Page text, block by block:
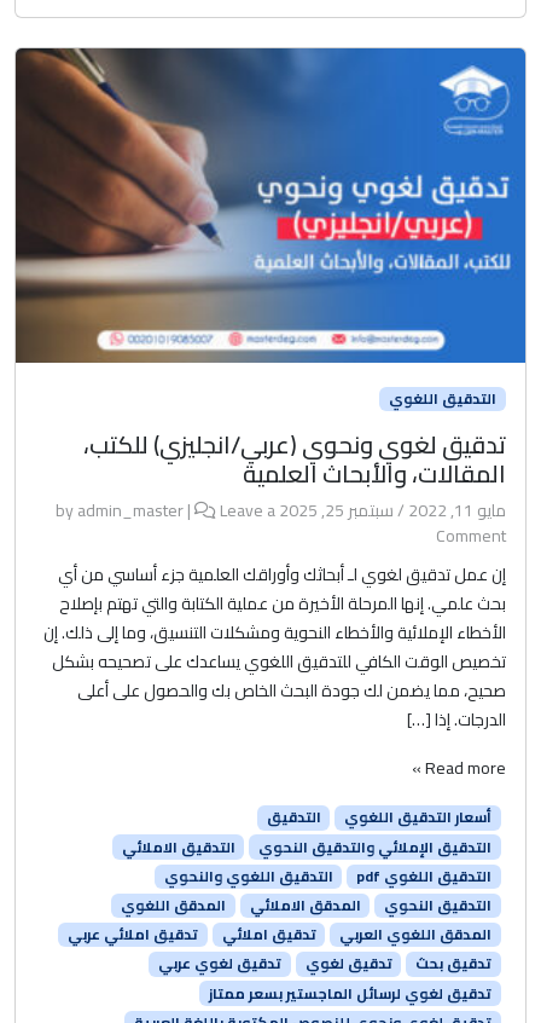
التدقيق اللغوي
تدقيق لغوي ونحوي (عربي/انجليزي) للكتب،
المقالات، والأبحاث العلمية
مايو 11, 2022 /سبتمبر 25, 2025 admin_master|
Leave a
Comment
إن عمل تدقيق لغوي لـ أبحاثك وأوراقك العلمية جزء أساسي من أي
بحث علمي. إنها المرحلة الأخيرة من عملية الكتابة والتي تهتم بإصلاح
الأخطاء الإملائية والأخطاء النحوية ومشكلات التنسيق، وما إلى ذلك. إن
تخصيص الوقت الكافي للتدقيق اللغوي يساعدك على تصحيحه بشكل
صحيح، مما يضمن لك جودة البحث الخاص بك والحصول على أعلى
الدرجات. إذا […]
Read more »
أسعار التدقيق اللغوي
التدقيق
التدقيق الإملائي والتدقيق النحوي
التدقيق الاملائي
التدقيق اللغوي pdf
التدقيق اللغوي والنحوي
التدقيق النحوي
المدقق الاملائي
المدقق اللغوي
المدقق اللغوي العربي
تدقيق املائي
تدقيق املائي عربي
تدقيق بحث
تدقيق لغوي
تدقيق لغوي عربي
تدقيق لغوي لرسائل الماجستير بسعر ممتاز